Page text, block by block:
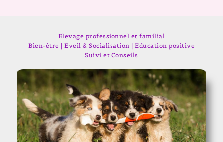
Elevage professionnel et familial
Bien-être | Eveil & Socialisation | Education positive
Suivi et Conseils